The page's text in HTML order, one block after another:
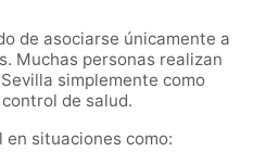
de asociarse únicamente a
Muchas personas realizan
simplemente como
de salud.
situaciones como: